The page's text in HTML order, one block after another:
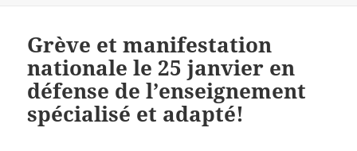
Grève et manifestation
nationale le 25 janvier en
défense de l’enseignement
spécialisé et adapté!